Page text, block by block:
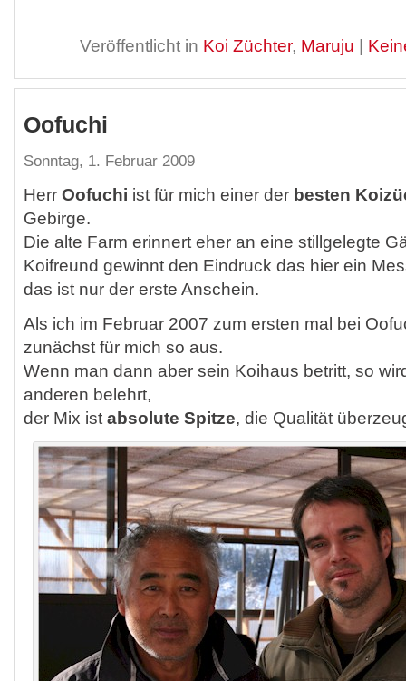
Veröffentlicht in Koi Züchter, Maruju
Oofuchi
Sonntag, 1. Februar 2009
Herr Oofuchi ist für mich einer der besten
Gebirge.
Die alte Farm erinnert eher an eine stillgelegte
Koifreund gewinnt den Eindruck das hier ein
das ist nur der erste Anschein.
Als ich im Februar 2007 zum ersten mal bei
zunächst für mich so aus.
Wenn man dann aber sein Koihaus betritt, so
anderen belehrt,
der Mix ist absolute Spitze, die Qualität